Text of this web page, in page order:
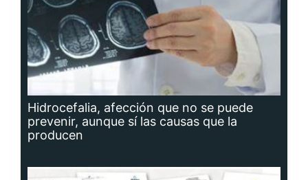
Hidrocefalia, afección que no se puede
prevenir, aunque sí las causas que la
producen